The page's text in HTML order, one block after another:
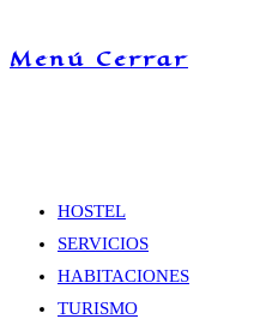
Menú Cerrar
HOSTEL
SERVICIOS
HABITACIONES
TURISMO